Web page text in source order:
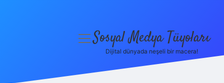
menüyüSosyal Medya Tüyoları
Dijital dünyada neşeli bir macera!